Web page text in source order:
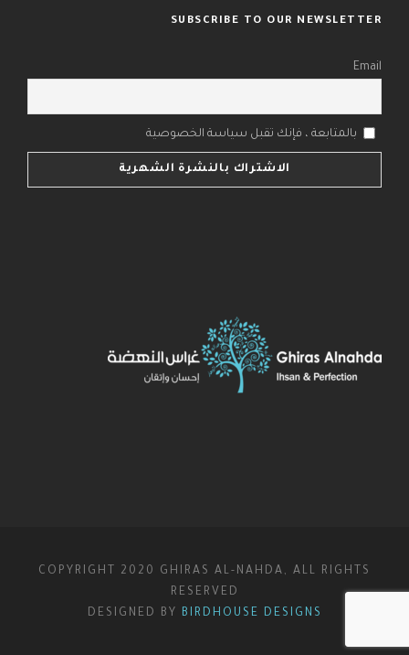
SUBSCRIBE TO OUR NEWSLETTER
Email
بالمتابعة ، فإنك تقبل سياسة الخصوصية
COPYRIGHT 2020 GHIRAS AL-NAHDA, ALL RIGHTS
RESERVED
DESIGNED BY
BIRDHOUSE DESIGNS